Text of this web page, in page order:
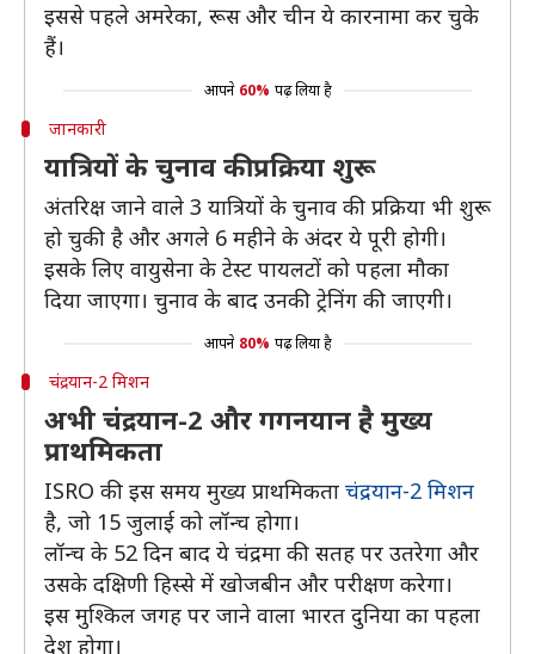
इससे पहले अमरेका, रूस और चीन ये कारनामा कर चुके
हैं।
आपने 60% पढ़ लिया है
जानकारी
यात्रियों के चुनाव की प्रक्रिया शुरू
अंतरिक्ष जाने वाले 3 यात्रियों के चुनाव की प्रक्रिया भी शुरू
हो चुकी है और अगले 6 महीने के अंदर ये पूरी होगी।
इसके लिए वायुसेना के टेस्ट पायलटों को पहला मौका
दिया जाएगा। चुनाव के बाद उनकी ट्रेनिंग की जाएगी।
आपने 80% पढ़ लिया है
चंद्रयान-2 मिशन
अभी चंद्रयान-2 और गगनयान है मुख्य
प्राथमिकता
ISRO की इस समय मुख्य प्राथमिकता चंद्रयान-2 मिशन
है, जो 15 जुलाई को लॉन्च होगा।
लॉन्च के 52 दिन बाद ये चंद्रमा की सतह पर उतरेगा और
उसके दक्षिणी हिस्से में खोजबीन और परीक्षण करेगा।
इस मुश्किल जगह पर जाने वाला भारत दुनिया का पहला
देश होगा।